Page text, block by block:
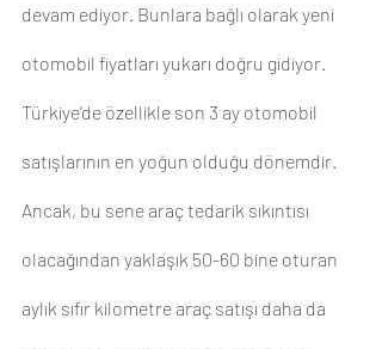
devam ediyor. Bunlara bağlı olarak yeni
otomobil fiyatları yukarı doğru gidiyor.
Türkiye’de özellikle son 3 ay otomobil
satışlarının en yoğun olduğu dönemdir.
Ancak, bu sene araç tedarik sıkıntısı
olacağından yaklaşık 50-60 bine oturan
aylık sıfır kilometre araç satışı daha da